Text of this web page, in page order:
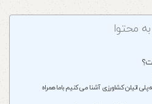
محتوا
پلی اتیلن کشاورزی آشنا می کنیم باما همراه